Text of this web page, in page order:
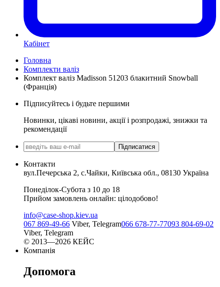
Кабінет
Головна
Комплекти валіз
Комплект валіз Madisson 51203 блакитний Snowball
(Франція)
Підписуйтесь і будьте першими
Новинки, цікаві новини, акції і розпродажі, знижки та
рекомендації
Підписатися
Контакти
вул.Печерська 2, с.Чайки, Київська обл., 08130 Україна
Понеділок-Субота з 10 до 18
Прийом замовлень онлайн: цілодобово!
info@case-shop.kiev.ua
067 869-49-66 Viber, Telegram066 678-77-77093 804-69-02
Viber, Telegram
© 2013—2026 КЕЙС
Компанія
Допомога